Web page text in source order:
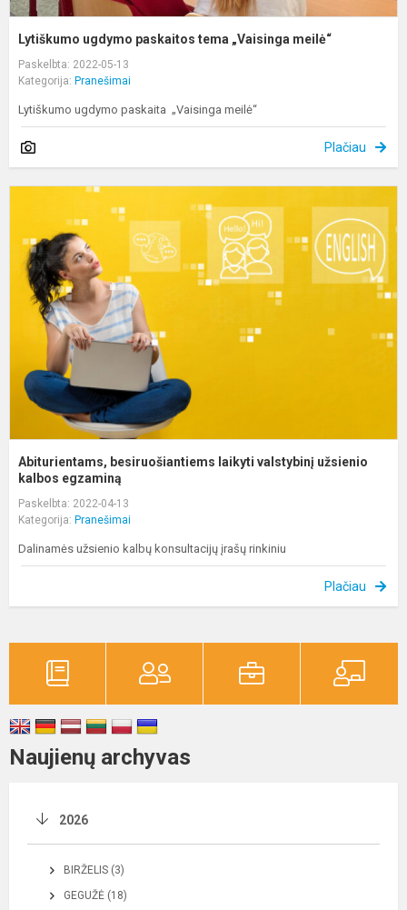
Lytiškumo ugdymo paskaitos tema „Vaisinga meilė“
Paskelbta: 2022-05-13
Kategorija: Pranešimai
Lytiškumo ugdymo paskaita „Vaisinga meilė“
Plačiau
Abiturientams, besiruošiantiems laikyti valstybinį užsienio
kalbos egzaminą
Paskelbta: 2022-04-13
Kategorija: Pranešimai
Dalinamės užsienio kalbų konsultacijų įrašų rinkiniu
Plačiau
Naujienų archyvas
2026
BIRŽELIS (3)
GEGUŽĖ (18)